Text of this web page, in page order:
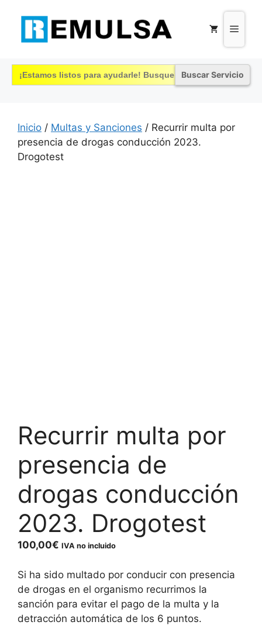
contenido
Menú
Buscar:
Inicio / Multas y Sanciones / Recurrir multa por
presencia de drogas conducción 2023.
Drogotest
Recurrir multa por
presencia de
drogas conducción
2023. Drogotest
100,00€ IVA no incluido
Si ha sido multado por conducir con presencia
de drogas en el organismo recurrimos la
sanción para evitar el pago de la multa y la
detracción automática de los 6 puntos.